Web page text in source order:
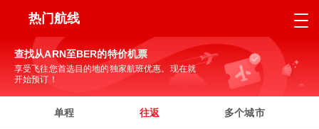
热门航线
查找从ARN至BER的特价机票
享受飞往您首选目的地的独家航班优惠。现在就
开始预订！
单程 往返 多个城市